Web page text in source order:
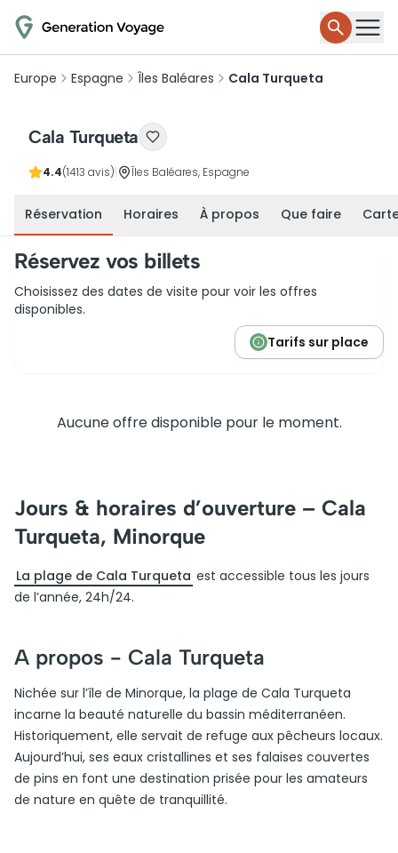
Europe Espagne Îles Baléares Cala Turqueta
Cala Turqueta
4.4(1413 avis) Îles Baléares, Espagne
Réservation Horaires À propos Que faire
Réservez vos billets
Choisissez des dates de visite pour voir les offres
disponibles.
Tarifs sur place
Aucune offre disponible pour le moment.
Jours & horaires d’ouverture – Cala
Turqueta, Minorque
La plage de Cala Turqueta est accessible tous les jours
de l’année, 24h/24.
A propos - Cala Turqueta
Nichée sur l’île de Minorque, la plage de Cala Turqueta
incarne la beauté naturelle du bassin méditerranéen.
Historiquement, elle servait de refuge aux pêcheurs locaux.
Aujourd’hui, ses eaux cristallines et ses falaises couvertes
de pins en font une destination prisée pour les amateurs
de nature en quête de tranquillité.